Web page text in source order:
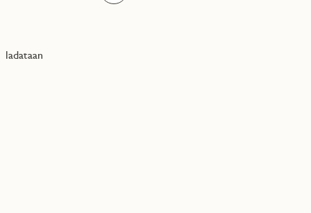
ladataan